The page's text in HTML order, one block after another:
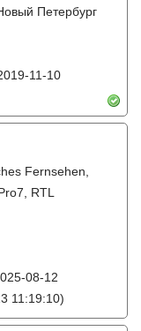
Петербург
11-10
Fernsehen,
RTL
08-12
11:19:10)